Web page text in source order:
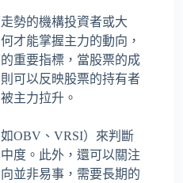
勢的機構投資者或大
才能掌握主力的動向，
重要指標，當股票的成
可以反映股票的持有者
主力拉升。
OBV、VRSI）來判斷
度。此外，還可以關注
並非易事，需要長期的